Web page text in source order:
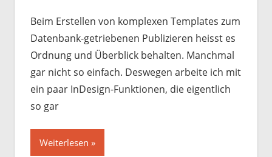
Beim Erstellen von komplexen Templates zum
Datenbank-getriebenen Publizieren heisst es
Ordnung und Überblick behalten. Manchmal
gar nicht so einfach. Deswegen arbeite ich mit
ein paar InDesign-Funktionen, die eigentlich
so gar
Weiterlesen